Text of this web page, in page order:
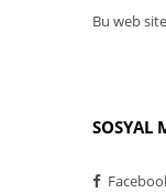
Bu web
SOSYAL